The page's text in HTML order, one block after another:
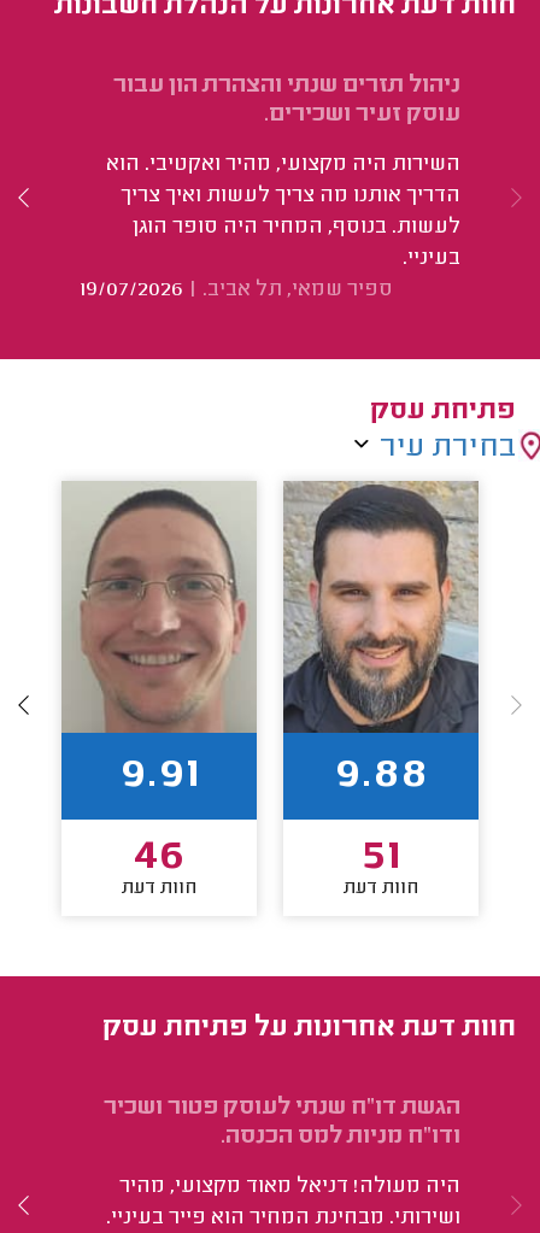
חוות דעת אחרונות על הנהלת חשבונות
ניהול תזרים שנתי והצהרת הון עבור
עוסק זעיר ושכירים.
השירות היה מקצועי, מהיר ואקטיבי. הוא
הדריך אותנו מה צריך לעשות ואיך צריך
לעשות. בנוסף, המחיר היה סופר הוגן
בעיניי.
ספיר שמאי, תל אביב. |
19/07/2026
פתיחת עסק
בחירת עיר
9.88
51
חוות דעת
9.91
46
חוות דעת
חוות דעת אחרונות על פתיחת עסק
הגשת דו"ח שנתי לעוסק פטור ושכיר
ודו"ח מניות למס הכנסה.
היה מעולה! דניאל מאוד מקצועי, מהיר
ושירותי. מבחינת המחיר הוא פייר בעיניי.